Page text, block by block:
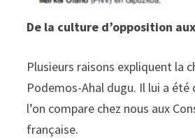
De la culture d’opposition
Plusieurs raisons expliquent la
Podemos-Ahal dugu. Il lui a
l’on compare chez nous aux
française.